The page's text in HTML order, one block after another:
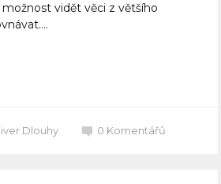
vidět věci z většího
Dlouhy 0 Komentářů